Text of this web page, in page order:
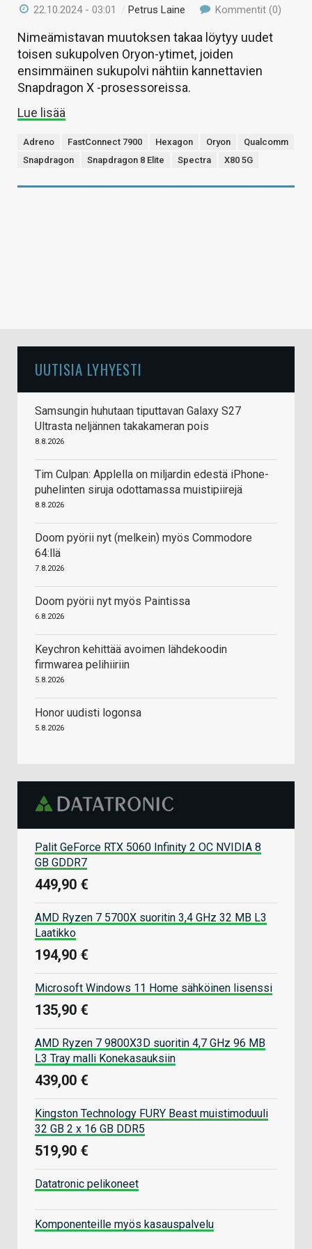
22.10.2024 - 03:01 / Petrus Laine Kommentit (0)
Nimeämistavan muutoksen takaa löytyy uudet
toisen sukupolven Oryon-ytimet, joiden
ensimmäinen sukupolvi nähtiin kannettavien
Snapdragon X -prosessoreissa.
Lue lisää
Adreno FastConnect 7900 Hexagon Oryon
Qualcomm
Snapdragon
Snapdragon 8 Elite Spectra X80 5G
UUTISIA LYHYESTI
Samsungin huhutaan tiputtavan Galaxy S27
Ultrasta neljännen takakameran pois
8.8.2026
Tim Culpan: Applella on miljardin edestä iPhone-
puhelinten siruja odottamassa muistipiirejä
8.8.2026
Doom pyörii nyt (melkein) myös Commodore
64:llä
7.8.2026
Doom pyörii nyt myös Paintissa
6.8.2026
Keychron kehittää avoimen lähdekoodin
firmwarea pelihiiriin
5.8.2026
Honor uudisti logonsa
5.8.2026
Palit GeForce RTX 5060 Infinity 2 OC NVIDIA 8
GB GDDR7
449,90 €
AMD Ryzen 7 5700X suoritin 3,4 GHz 32 MB L3
Laatikko
194,90 €
Microsoft Windows 11 Home sähköinen lisenssi
135,90 €
AMD Ryzen 7 9800X3D suoritin 4,7 GHz 96 MB
L3 Tray malli Konekasauksiin
439,00 €
Kingston Technology FURY Beast muistimoduuli
32 GB 2 x 16 GB DDR5
519,90 €
Datatronic pelikoneet
Komponenteille myös kasauspalvelu